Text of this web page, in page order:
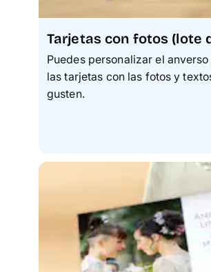
Tarjetas con fotos (lote
Puedes personalizar el
las tarjetas con las fotos y
gusten.